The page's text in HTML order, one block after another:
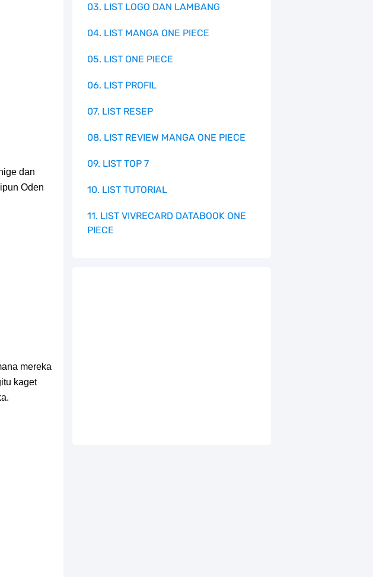
dan
Oden
mereka
kaget
03. LIST LOGO DAN LAMBANG
04. LIST MANGA ONE PIECE
05. LIST ONE PIECE
06. LIST PROFIL
07. LIST RESEP
08. LIST REVIEW MANGA ONE PIECE
09. LIST TOP 7
10. LIST TUTORIAL
11. LIST VIVRECARD DATABOOK ONE
PIECE